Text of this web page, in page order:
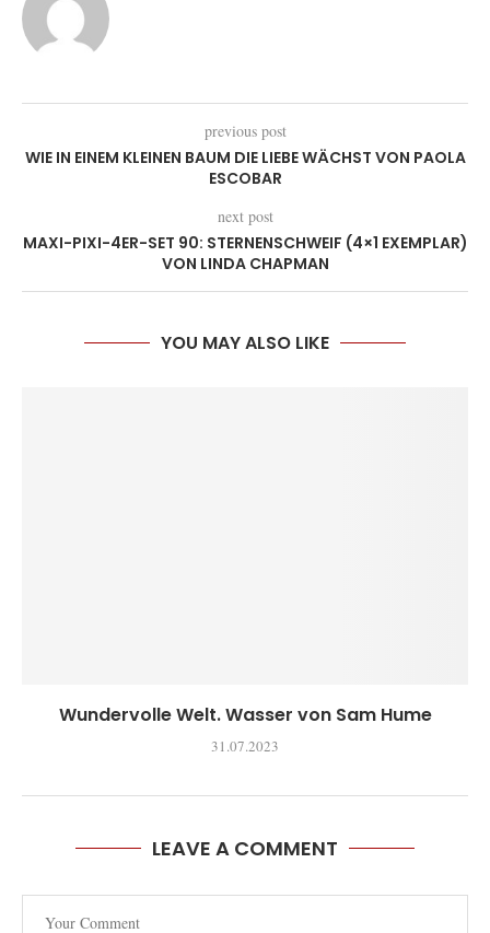
previous post
WIE IN EINEM KLEINEN BAUM DIE LIEBE WÄCHST VON PAOLA
ESCOBAR
next post
MAXI-PIXI-4ER-SET 90: STERNENSCHWEIF (4×1 EXEMPLAR)
VON LINDA CHAPMAN
YOU MAY ALSO LIKE
Wundervolle Welt. Wasser von Sam Hume
31.07.2023
LEAVE A COMMENT